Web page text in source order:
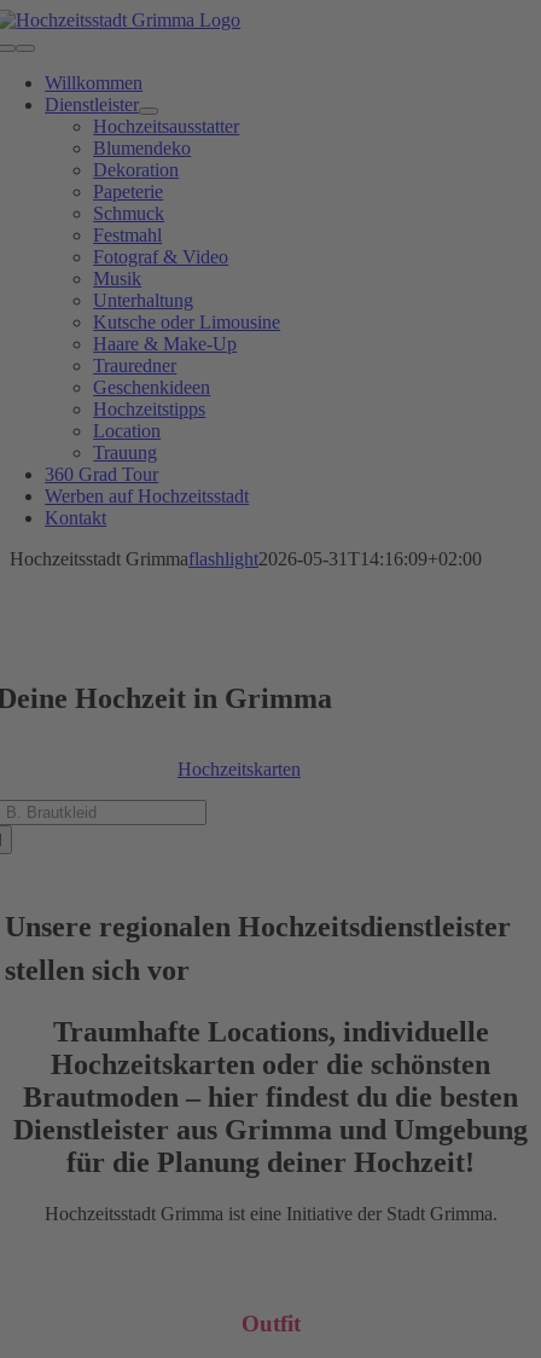
Zum
Inhalt
Toggle
NavigationWillkommen
Dienstleister
Hochzeitsausstatter
Blumendeko
Dekoration
Papeterie
Schmuck
Festmahl
Fotograf & Video
Musik
Unterhaltung
Kutsche oder Limousine
Haare & Make-Up
Trauredner
Geschenkideen
Hochzeitstipps
Location
Trauung
360 Grad Tour
Werben auf Hochzeitsstadt
Kontakt
Hochzeitsstadt Grimmaflashlight2026-05-31T14:16:09+02:00
Hochzeit in Grimma
Hochzeitskarten
Unsere regionalen Hochzeitsdienstleister
stellen sich vor
Traumhafte Locations, individuelle
Hochzeitskarten oder die schönsten
Brautmoden – hier findest du die besten
Dienstleister aus Grimma und Umgebung
für die Planung deiner Hochzeit!
Hochzeitsstadt Grimma ist eine Initiative der Stadt Grimma.
Outfit